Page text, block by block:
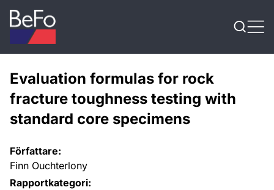
Skip to content
Evaluation formulas for rock
fracture toughness testing with
standard core specimens
Författare:
Finn Ouchterlony
Rapportkategori: